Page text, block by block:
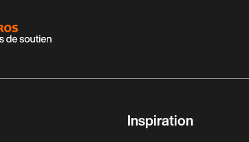
Inspiration